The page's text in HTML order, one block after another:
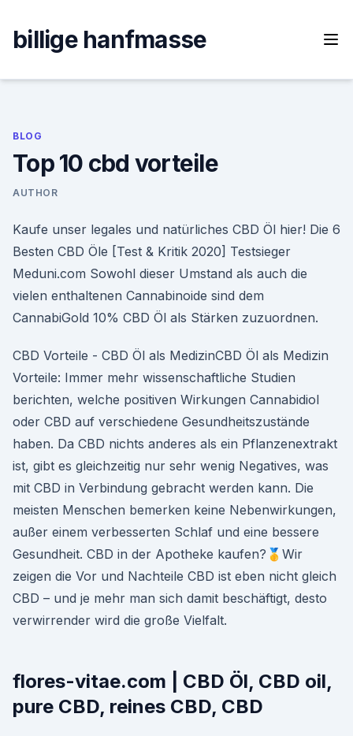
content
billige hanfmasse
BLOG
Top 10 cbd vorteile
AUTHOR
Kaufe unser legales und natürliches CBD Öl hier! Die 6
Besten CBD Öle [Test & Kritik 2020] Testsieger
Meduni.com Sowohl dieser Umstand als auch die
vielen enthaltenen Cannabinoide sind dem
CannabiGold 10% CBD Öl als Stärken zuzuordnen.
CBD Vorteile - CBD Öl als MedizinCBD Öl als Medizin
Vorteile: Immer mehr wissenschaftliche Studien
berichten, welche positiven Wirkungen Cannabidiol
oder CBD auf verschiedene Gesundheitszustände
haben. Da CBD nichts anderes als ein Pflanzenextrakt
ist, gibt es gleichzeitig nur sehr wenig Negatives, was
mit CBD in Verbindung gebracht werden kann. Die
meisten Menschen bemerken keine Nebenwirkungen,
außer einem verbesserten Schlaf und eine bessere
Gesundheit. CBD in der Apotheke kaufen?🥇Wir
zeigen die Vor und Nachteile CBD ist eben nicht gleich
CBD – und je mehr man sich damit beschäftigt, desto
verwirrender wird die große Vielfalt.
flores-vitae.com | CBD Öl, CBD oil,
pure CBD, reines CBD, CBD